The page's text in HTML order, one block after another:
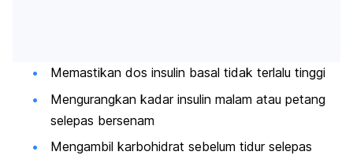
Memastikan dos insulin basal tidak terlalu tinggi
Mengurangkan kadar insulin malam atau petang
selepas bersenam
Mengambil karbohidrat sebelum tidur selepas